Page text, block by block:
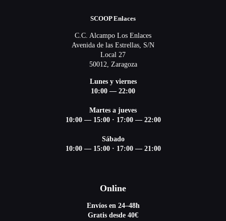
SCOOP Enlaces
C.C. Alcampo Los Enlaces
Avenida de las Estrellas, S/N
Local 27
50012, Zaragoza
Lunes y viernes
10:00 — 22:00
Martes a jueves
10:00 — 15:00· 17:00 — 22:00
Sábado
10:00 — 15:00· 17:00 — 21:00
Online
Envíos en 24–48h
Gratis desde 40€